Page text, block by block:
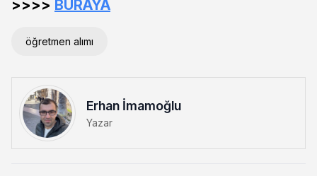
>>>> BURAYA
öğretmen alımı
Erhan İmamoğlu
Yazar